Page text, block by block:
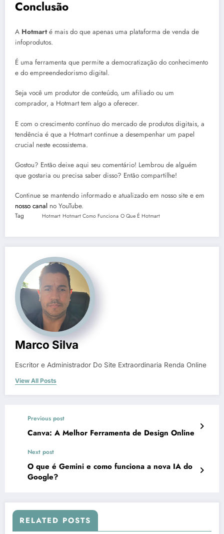
Conclusão
A Hotmarté mais do que apenas uma plataforma de venda de
infoprodutos.
É uma ferramenta que permite a democratização do conhecimento
e do empreendedorismo digital.
Seja você um produtor de conteúdo, um afiliado ou um
comprador, a Hotmart tem algo a oferecer.
E com o crescimento contínuo do mercado de produtos digitais, a
tendência é que a Hotmart continue a desempenhar um papel
crucial neste ecossistema.
Gostou? Então deixe aqui seu comentário! Lembrou de alguém
que gostaria ou precisa saber disso? Então compartilhe!
Continue se mantendo informado e atualizado em nosso site e em
nosso canal no YouTube.
Tag Hotmart Hotmart Como Funciona O Que É Hotmart
Marco Silva
Escritor e Administrador Do Site Extraordinaria Renda Online
View All Posts
Previous post
Canva: A Melhor Ferramenta de Design Online
Next post
O que é Gemini e como funciona a nova IA do
Google?
RELATED POSTS